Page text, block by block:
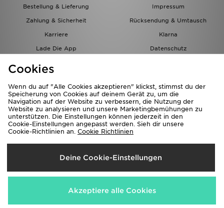
Bestellung & Lieferung
Impressum
Zahlung & Sicherheit
Rücksendung & Umtausch
Karriere
Klarna
Lade Die App
Datenschutz
Lieferung Nach
Österreich
Wir akzeptieren folgende Zahlungsmethoden
Cookies
Wenn du auf "Alle Cookies akzeptieren" klickst, stimmst du der
Speicherung von Cookies auf deinem Gerät zu, um die
Navigation auf der Website zu verbessern, die Nutzung der
Website zu analysieren und unsere Marketingbemühungen zu
unterstützen. Die Einstellungen können jederzeit in den
Cookie-Einstellungen angepasst werden. Sieh dir unsere
Cookie-Richtlinien an. Cookie Richtlinien
Deine Cookie-Einstellungen
Akzeptiere alle Cookies